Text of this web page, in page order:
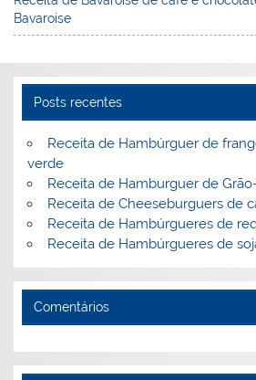
e
st
e
dI
e
b
o
k
er l
o
o
l
Bavaroise
Posts recentes
Receita de Hambúrguer de
verde
Receita de Hamburguer de
Receita de Cheeseburguers de
Receita de Hambúrgueres de
Receita de Hambúrgueres de
Comentários